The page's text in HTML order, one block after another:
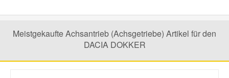
Meistgekaufte Achsantrieb (Achsgetriebe) Artikel für den
DACIA DOKKER
Volvo Ersatzteile